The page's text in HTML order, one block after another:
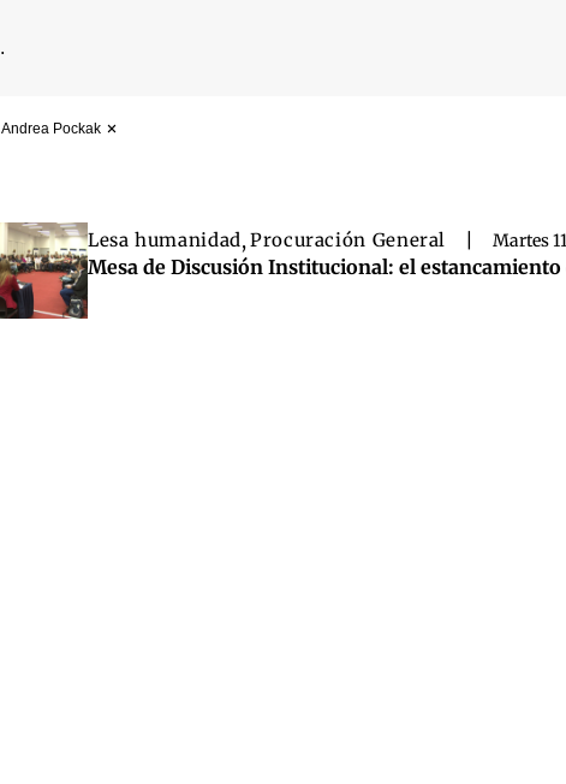
Andrea Pockak
Lesa humanidad,Procuración General Martes
Mesa de Discusión Institucional: el